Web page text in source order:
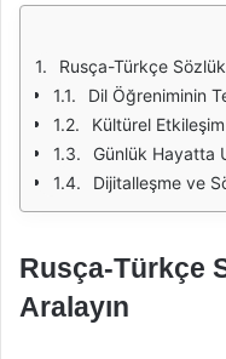
Rusça-Türkçe Sözlük:
Dil Öğreniminin
Kültürel Etkileşim
Günlük Hayatta
Dijitalleşme ve
Rusça-Türkçe
Aralayın